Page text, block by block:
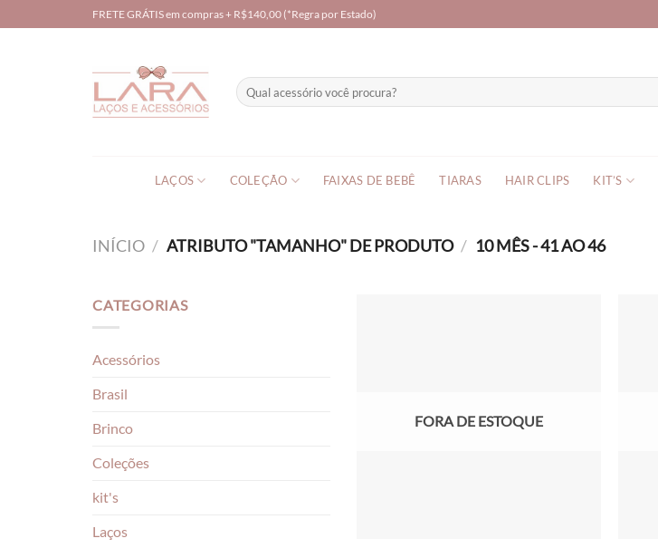
to
FRETE GRÁTIS em compras + R$140,00 (*Regra por Estado)
Pesquisar
por:
LAÇOS COLEÇÃO FAIXAS DE BEBÊ TIARAS HAIR CLIPS KIT’S
INÍCIO / ATRIBUTO "TAMANHO" DE PRODUTO / 10 MÊS - 41 AO 46
CATEGORIAS
Acessórios
Brasil
Brinco
Coleções
kit's
Laços
FORA DE ESTOQUE